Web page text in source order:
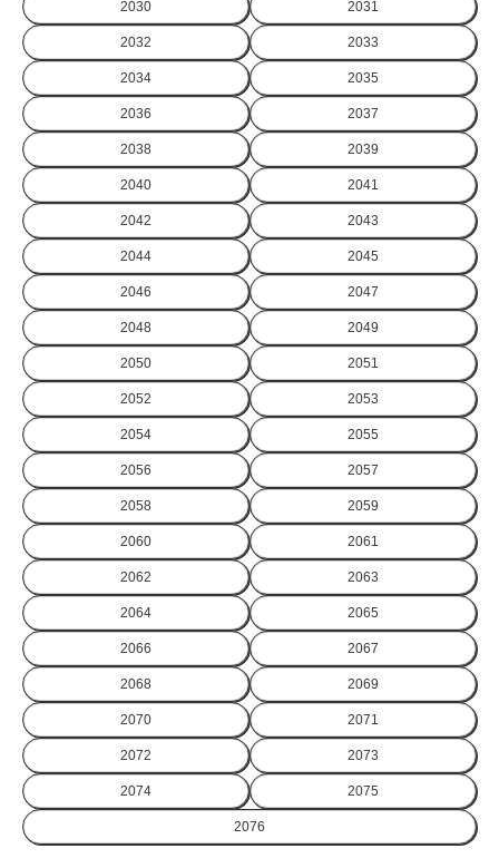
2030 2031
2032 2033
2034 2035
2036 2037
2038 2039
2040 2041
2042 2043
2044 2045
2046 2047
2048 2049
2050 2051
2052 2053
2054 2055
2056 2057
2058 2059
2060 2061
2062 2063
2064 2065
2066 2067
2068 2069
2070 2071
2072 2073
2074 2075
2076